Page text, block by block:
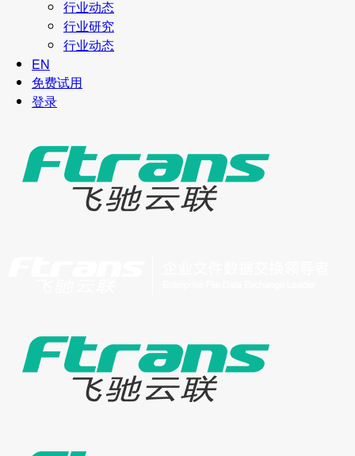
行业动态
行业研究
行业动态
EN
免费试用
登录